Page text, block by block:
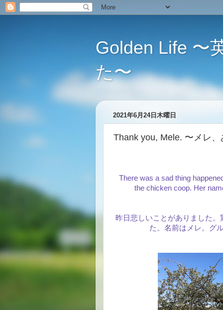
Golden Life 〜
た〜
2021年6月24日木曜日
Thank you, Mele. 〜メレ
There was a sad thing
the chicken coop. Her
昨日悲しいことがありました
た。名前はメレ。グ